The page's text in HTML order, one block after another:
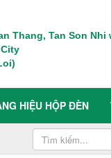
Thang, Tan Son
HIỆU HỘP ĐÈN